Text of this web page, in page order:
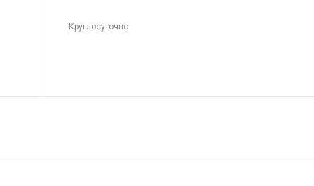
Круглосуточно